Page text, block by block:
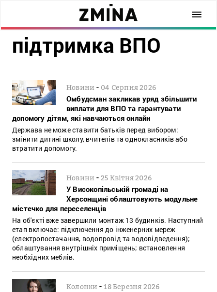
підтримка ВПО
Новини - 04 Серпня 2026
Омбудсман закликав уряд збільшити
виплати для ВПО та гарантувати
допомогу дітям, які навчаються онлайн
Держава не може ставити батьків перед вибором:
змінити дитині школу, вчителів та однокласників або
втратити допомогу.
Новини -25 Квітня 2026
У Високопільській громаді на
Херсонщині облаштовують модульне
містечко для переселенців
На об'єкті вже завершили монтаж 13 будинків. Наступний
етап включає: підключення до інженерних мереж
(електропостачання, водопровід та водовідведення);
облаштування внутрішніх приміщень; встановлення
необхідних меблів.
Колонки -18 Березня 2026